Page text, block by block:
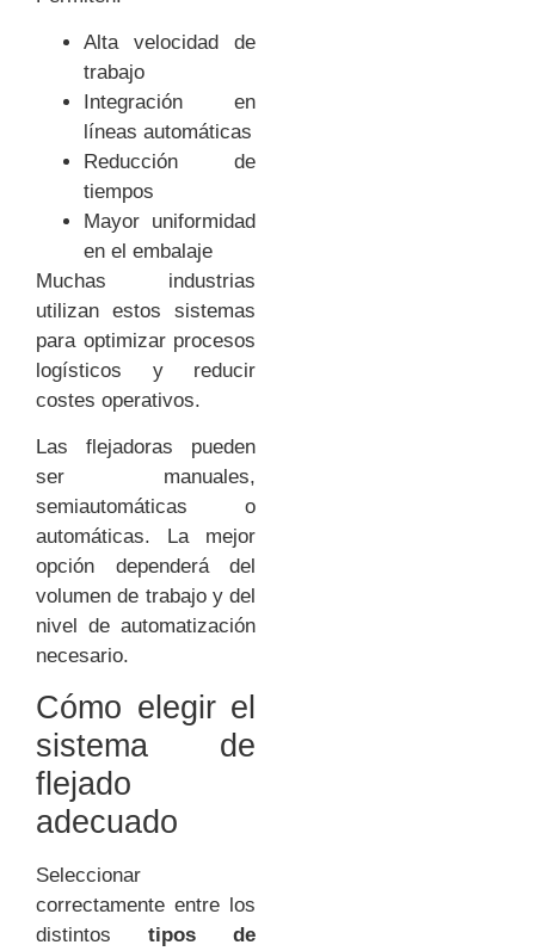
Alta velocidad de
trabajo
Integración en
líneas automáticas
Reducción de
tiempos
Mayor uniformidad
en el embalaje
Muchas industrias
utilizan estos sistemas
para optimizar procesos
logísticos y reducir
costes operativos.
Las flejadoras pueden
ser manuales,
semiautomáticas o
automáticas. La mejor
opción dependerá del
volumen de trabajo y del
nivel de automatización
necesario.
Cómo elegir el
sistema de
flejado
adecuado
Seleccionar
correctamente entre los
distintos tipos de